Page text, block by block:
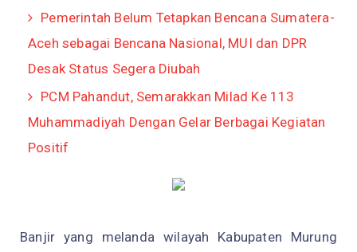
Pemerintah Belum Tetapkan Bencana Sumatera-
Aceh sebagai Bencana Nasional, MUI dan DPR
Desak Status Segera Diubah
PCM Pahandut, Semarakkan Milad Ke 113
Muhammadiyah Dengan Gelar Berbagai Kegiatan
Positif
Banjir yang melanda wilayah Kabupaten Murung